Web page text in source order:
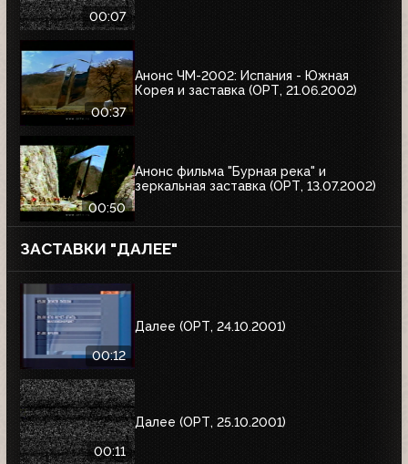
00:07
00:37
Анонс ЧМ-2002: Испания - Южная
Корея и заставка (ОРТ, 21.06.2002)
00:50
Анонс фильма "Бурная река" и
зеркальная заставка (ОРТ, 13.07.2002)
ЗАСТАВКИ "ДАЛЕЕ"
00:12
Далее (ОРТ, 24.10.2001)
00:11
Далее (ОРТ, 25.10.2001)